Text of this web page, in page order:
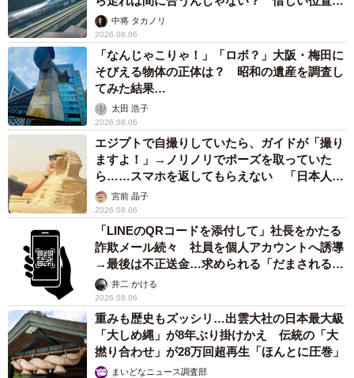
係が反響
中将 タカノリ
2026.08.06
「なんじゃこりゃ！」「ロボ？」大阪・梅田に
そびえる物体の正体は？ 昭和の遺産を調査し
てみた結果…
太田 浩子
2026.08.06
エジプトで自撮りしていたら、ガイドが「撮り
ますよ！」→ノリノリでポーズを取っていた
ら……スマホを返してもらえない 「日本人は
カモ代表かも」「私は6時間で3万円払った」
宮前 晶子
2026.08.06
「LINEのQRコードを添付して」社長をかたる
詐欺メール続々 社員を個人アカウントへ誘導
→最後は不正送金…求められる「だまされる前
提」の対策
井二 かける
2026.08.06
重みも歴史もズッシリ…出雲大社の日本最大級
「大しめ縄」が8年ぶり掛けかえ 伝統の「大
撚り合わせ」が28万回超再生「ほんとに圧巻」
まいどなニュース調査部